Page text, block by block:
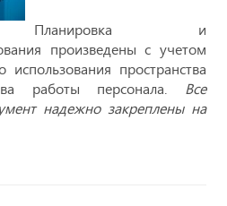
Планировка и
произведены с учетом
использования пространства
работы персонала. Все
надежно закреплены на